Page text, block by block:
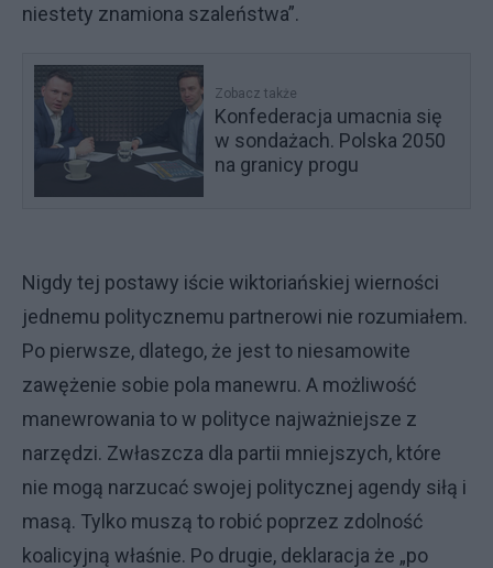
niestety znamiona szaleństwa”.
Zobacz także
Konfederacja umacnia się
w sondażach. Polska 2050
na granicy progu
Nigdy tej postawy iście wiktoriańskiej wierności
jednemu politycznemu partnerowi nie rozumiałem.
Po pierwsze, dlatego, że jest to niesamowite
zawężenie sobie pola manewru. A możliwość
manewrowania to w polityce najważniejsze z
narzędzi. Zwłaszcza dla partii mniejszych, które
nie mogą narzucać swojej politycznej agendy siłą i
masą. Tylko muszą to robić poprzez zdolność
koalicyjną właśnie. Po drugie, deklaracja że „po